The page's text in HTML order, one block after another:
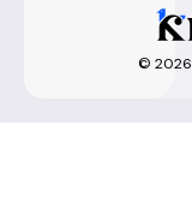
© 2026